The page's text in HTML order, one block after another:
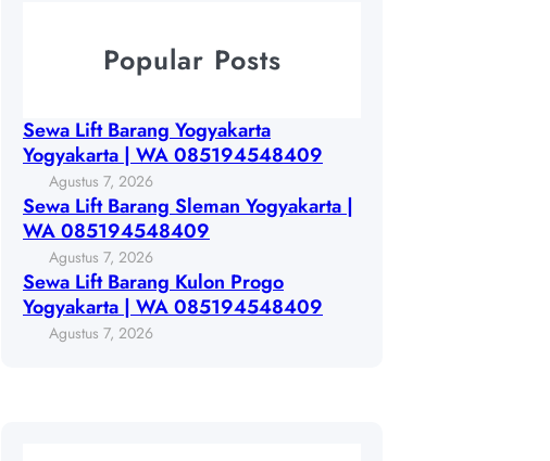
Popular Posts
Sewa Lift Barang Yogyakarta
Yogyakarta | WA 085194548409
Agustus 7, 2026
Sewa Lift Barang Sleman Yogyakarta |
WA 085194548409
Agustus 7, 2026
Sewa Lift Barang Kulon Progo
Yogyakarta | WA 085194548409
Agustus 7, 2026